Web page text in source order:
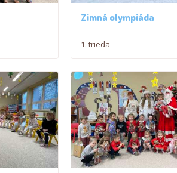
Zimná olympiáda
1. trieda